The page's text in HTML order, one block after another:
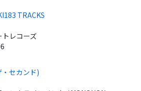
TRACKS
トレコーズ
・セカンド)